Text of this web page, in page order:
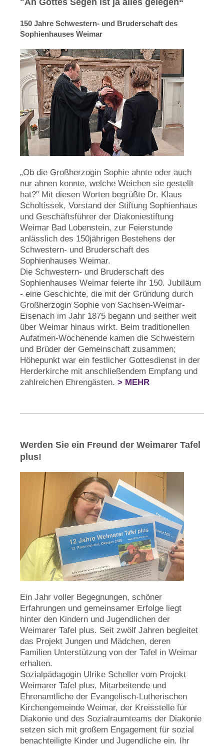
"An Gottes Segen ist ja alles gelegen“
150 Jahre Schwestern- und Bruderschaft des
Sophienhauses Weimar
„Ob die Großherzogin Sophie ahnte oder auch
nur ahnen konnte, welche Weichen sie gestellt
hat?" Mit diesen Worten begrüßte Dr. Klaus
Scholtissek, Vorstand der Stiftung Sophienhaus
und Geschäftsführer der Diakoniestiftung
Weimar Bad Lobenstein, zur Feierstunde
anlässlich des 150jährigen Bestehens der
Schwestern- und Bruderschaft des
Sophienhauses Weimar.
Die Schwestern- und Bruderschaft des
Sophienhauses Weimar feierte ihr 150. Jubiläum
- eine Geschichte, die mit der Gründung durch
Großherzogin Sophie von Sachsen-Weimar-
Eisenach im Jahr 1875 begann und seither weit
über Weimar hinaus wirkt. Beim traditionellen
Aufatmen-Wochenende kamen die Schwestern
und Brüder der Gemeinschaft zusammen;
Höhepunkt war ein festlicher Gottesdienst in der
Herderkirche mit anschließendem Empfang und
zahlreichen Ehrengästen. > MEHR
Werden Sie ein Freund der Weimarer Tafel
plus!
Ein Jahr voller Begegnungen, schöner
Erfahrungen und gemeinsamer Erfolge liegt
hinter den Kindern und Jugendlichen der
Weimarer Tafel plus. Seit zwölf Jahren begleitet
das Projekt Jungen und Mädchen, deren
Familien Unterstützung von der Tafel in Weimar
erhalten.
Sozialpädagogin Ulrike Scheller vom Projekt
Weimarer Tafel plus, Mitarbeitende und
Ehrenamtliche der Evangelisch-Lutherischen
Kirchengemeinde Weimar, der Kreisstelle für
Diakonie und des Sozialraumteams der Diakonie
setzen sich mit großem Engagement für sozial
benachteiligte Kinder und Jugendliche ein. Ihr